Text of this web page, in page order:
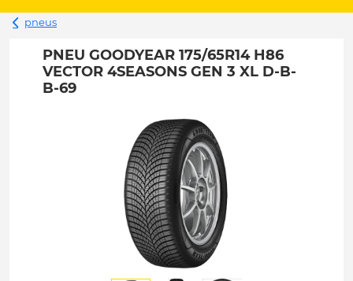
pneus
PNEU GOODYEAR 175/65R14 H86
VECTOR 4SEASONS GEN 3 XL D-B-
B-69